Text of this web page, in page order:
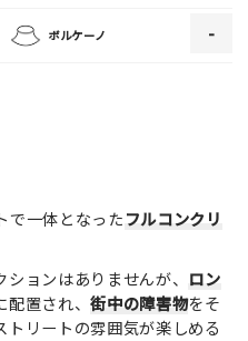
上となります。
ボルケーノ -
で一体となったフルコンクリ
ョンはありませんが、 ロン
配置され、街中の障害物をそ
リートの雰囲気が楽しめる